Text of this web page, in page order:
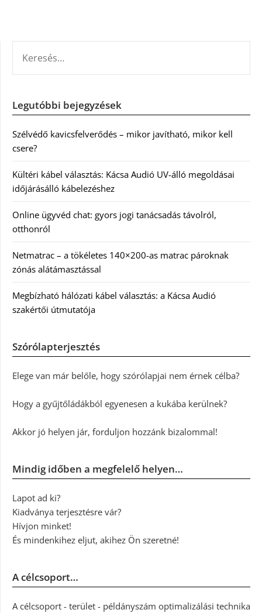
Legutóbbi bejegyzések
Szélvédő kavicsfelverődés – mikor javítható, mikor kell
csere?
Kültéri kábel választás: Kácsa Audió UV-álló megoldásai
időjárásálló kábelezéshez
Online ügyvéd chat: gyors jogi tanácsadás távolról,
otthonról
Netmatrac – a tökéletes 140×200-as matrac pároknak
zónás alátámasztással
Megbízható hálózati kábel választás: a Kácsa Audió
szakértői útmutatója
Szórólapterjesztés
Elege van már belőle, hogy szórólapjai nem érnek célba?
Hogy a gyűjtőládákból egyenesen a kukába kerülnek?
Akkor jó helyen jár, forduljon hozzánk bizalommal!
Mindig időben a megfelelő helyen…
Lapot ad ki?
Kiadványa terjesztésre vár?
Hívjon minket!
És mindenkihez eljut, akihez Ön szeretné!
A célcsoport…
A célcsoport - terület - példányszám optimalizálási technika